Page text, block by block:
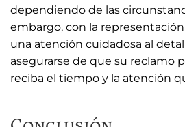
dependiendo de las
embargo, con la
una atención cuidadosa al
asegurarse de que su reclamo
reciba el tiempo y la atención